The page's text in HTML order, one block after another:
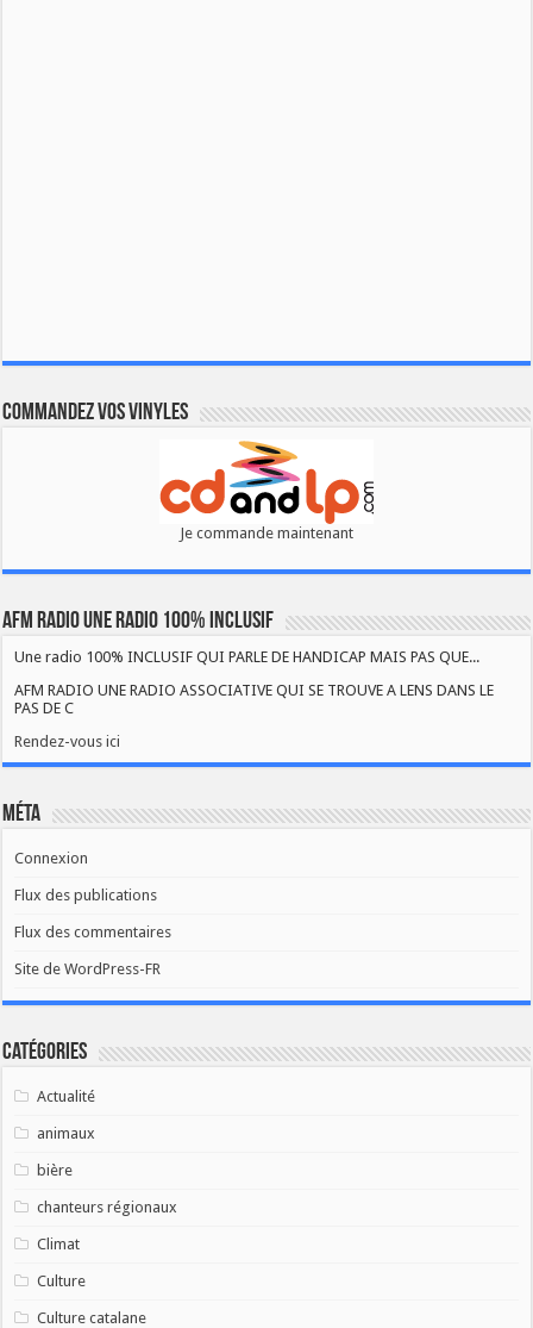
Commandez vos vinyles
Je commande maintenant
AFM RADIO UNE RADIO 100% INCLUSIF
Une radio 100% INCLUSIF QUI PARLE DE HANDICAP MAIS PAS QUE...
AFM RADIO UNE RADIO ASSOCIATIVE QUI SE TROUVE A LENS DANS LE
PAS DE C
Rendez-vous ici
Méta
Connexion
Flux des publications
Flux des commentaires
Site de WordPress-FR
Catégories
Actualité
animaux
bière
chanteurs régionaux
Climat
Culture
Culture catalane